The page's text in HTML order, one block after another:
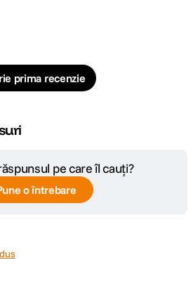
160 x 53 mm
prima recenzie
pe care îl cauți?
o întrebare